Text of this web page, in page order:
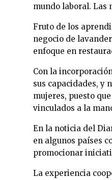
mundo laboral. Las
Fruto de los
negocio de
enfoque en
Con la
sus capacidades, y
mujeres, puesto
vinculados a la
En la noticia del
en algunos países
promocionar
La experiencia